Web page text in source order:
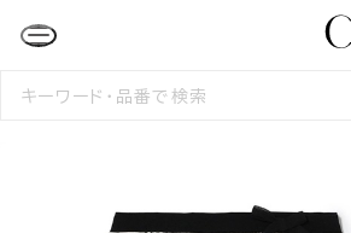
検